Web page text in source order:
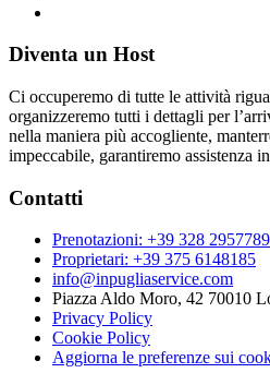
Diventa un Host
Ci occuperemo di tutte le attività
organizzeremo tutti i dettagli per
nella maniera più accogliente,
impeccabile, garantiremo assistenza
Contatti
Prenotazioni: +39 328 2957789
Proprietari: +39 375 6148185
info@inpugliaservice.com
Piazza Aldo Moro, 42 70010
Privacy Policy
Cookie Policy
Aggiorna le preferenze sui